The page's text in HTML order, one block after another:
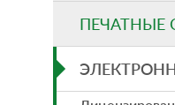
ПЕЧАТНЫЕ